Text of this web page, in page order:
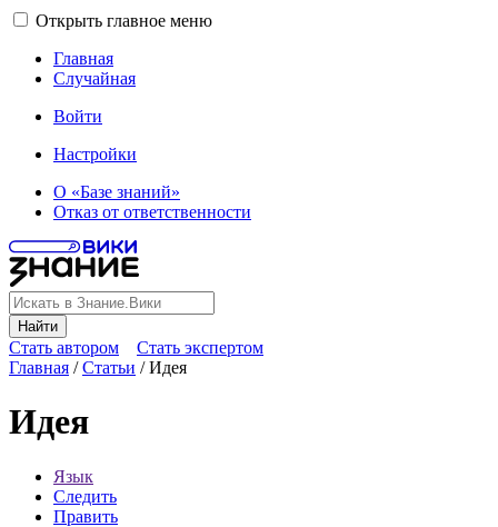
Открыть главное меню
Главная
Случайная
Войти
Настройки
О «Базе знаний»
Отказ от ответственности
Найти
Стать автором Стать экспертом
Главная /Статьи /Идея
Идея
Язык
Следить
Править